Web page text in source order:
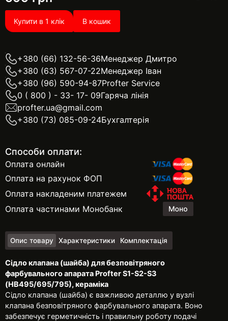
Купити в 1 клік В кошик
+380 (66) 132-56-36Менеджер Дмитро
+380 (63) 567-07-22Менеджер Іван
+380 (96) 590-94-87Profter Service
0 ( 800 ) - 33- 17- 09Гаряча лінія
profter.ua@gmail.com
+380 (73) 085-09-24Бухгалтерія
Способи оплати:
Оплата онлайн
Оплата на рахунок ФОП
Оплата накладеним платежем
Оплата частинами Монобанк
Опис товару Характеристики Комплектація
Сідло клапана (шайба) для безповітряного
фарбувального апарата Profter S1-S2-S3
(HB495/695/795), кераміка
Сідло клапана (шайба) є важливою деталлю у вузлі
клапана безповітряного фарбувального апарата. Воно
забезпечує герметичність і правильну роботу подачі